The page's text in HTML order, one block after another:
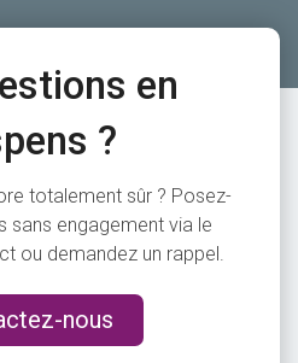
en
?
totalement sûr ? Posez-
sans engagement via le
ou demandez un rappel.
nous